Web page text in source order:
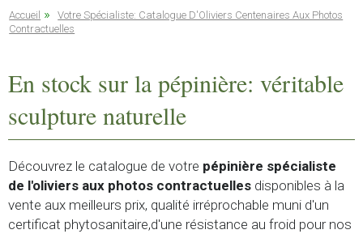
Accueil
Votre Spécialiste: Catalogue D'Oliviers Centenaires Aux Photos
Contractuelles
En stock sur la pépinière: véritable
sculpture naturelle
Découvrez le catalogue de votre pépinière spécialiste
de l'oliviers aux photos contractuelles disponibles à la
vente aux meilleurs prix, qualité irréprochable muni d'un
certificat phytosanitaire,d'une résistance au froid pour nos